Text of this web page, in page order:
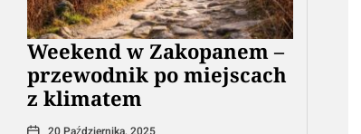
Weekend w Zakopanem –
przewodnik po miejscach
z klimatem